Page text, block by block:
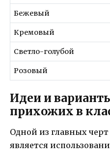
Бежевый
Кремовый
Светло-голубой
Розовый
Идеи и
прихожих в
Одной из главных
является